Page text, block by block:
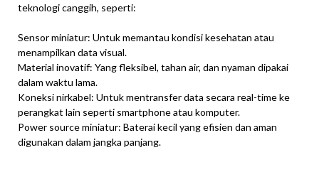
teknologi canggih, seperti:
Sensor miniatur: Untuk memantau kondisi kesehatan atau
menampilkan data visual.
Material inovatif: Yang fleksibel, tahan air, dan nyaman dipakai
dalam waktu lama.
Koneksi nirkabel: Untuk mentransfer data secara real-time ke
perangkat lain seperti smartphone atau komputer.
Power source miniatur: Baterai kecil yang efisien dan aman
digunakan dalam jangka panjang.